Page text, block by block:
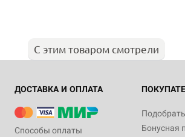
С этим товаром смотрели
ДОСТАВКА И ОПЛАТА
Способы оплаты
Бонусная